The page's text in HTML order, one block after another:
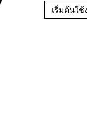
เริ่มต้นใช้